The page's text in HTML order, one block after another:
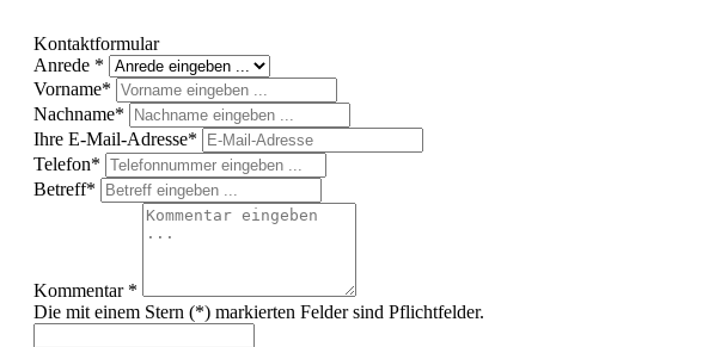
Kontaktformular
Anrede *
Vorname*
Nachname*
Ihre E-Mail-Adresse*
Telefon*
Betreff*
Kommentar *
Die mit einem Stern (*) markierten Felder sind Pflichtfelder.